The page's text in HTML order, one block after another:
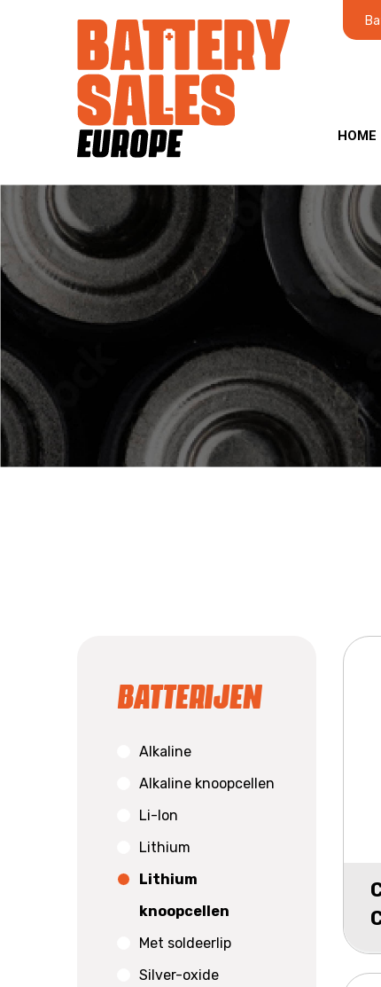
HOME
Batterijen
Alkaline
Alkaline knoopcellen
Li-Ion
Lithium
Lithium
knoopcellen
Met soldeerlip
Silver-oxide